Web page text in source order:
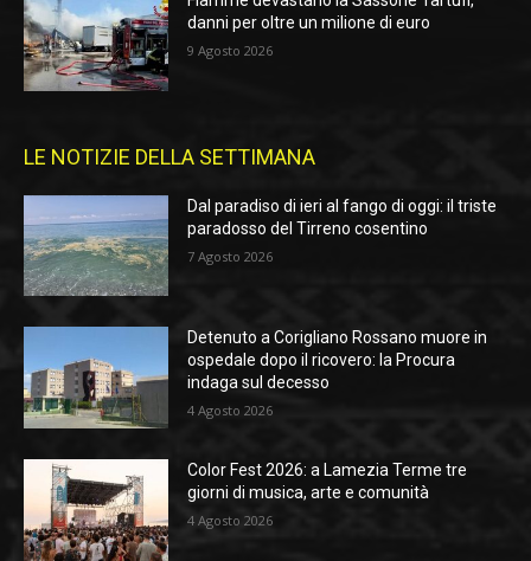
danni per oltre un milione di euro
9 Agosto 2026
LE NOTIZIE DELLA SETTIMANA
Dal paradiso di ieri al fango di oggi: il triste
paradosso del Tirreno cosentino
7 Agosto 2026
Detenuto a Corigliano Rossano muore in
ospedale dopo il ricovero: la Procura
indaga sul decesso
4 Agosto 2026
Color Fest 2026: a Lamezia Terme tre
giorni di musica, arte e comunità
4 Agosto 2026